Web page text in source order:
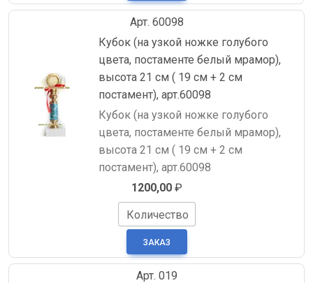
Арт. 60098
Кубок (на узкой ножке голубого
цвета, постаменте белый мрамор),
высота 21 см ( 19 см + 2 см
постамент), арт.60098
Кубок (на узкой ножке голубого
цвета, постаменте белый мрамор),
высота 21 см ( 19 см + 2 см
постамент), арт.60098
1200,00₽
Количество
Арт. 019